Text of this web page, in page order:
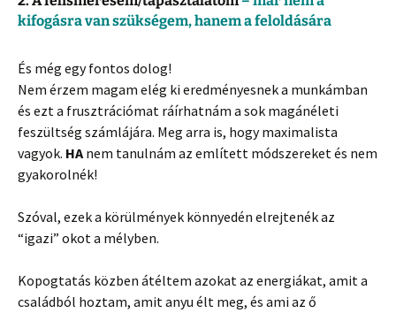
kifogásra van szükségem, hanem a feloldására
És még egy fontos dolog!
Nem érzem magam elég ki eredményesnek a munkámban
és ezt a frusztrációmat ráírhatnám a sok magánéleti
feszültség számlájára. Meg arra is, hogy maximalista
vagyok. HAnem tanulnám az említett módszereket és nem
gyakorolnék!
Szóval, ezek a körülmények könnyedén elrejtenék az
“igazi” okot a mélyben.
Kopogtatás közben átéltem azokat az energiákat, amit a
családból hoztam, amit anyu élt meg, és ami az ő